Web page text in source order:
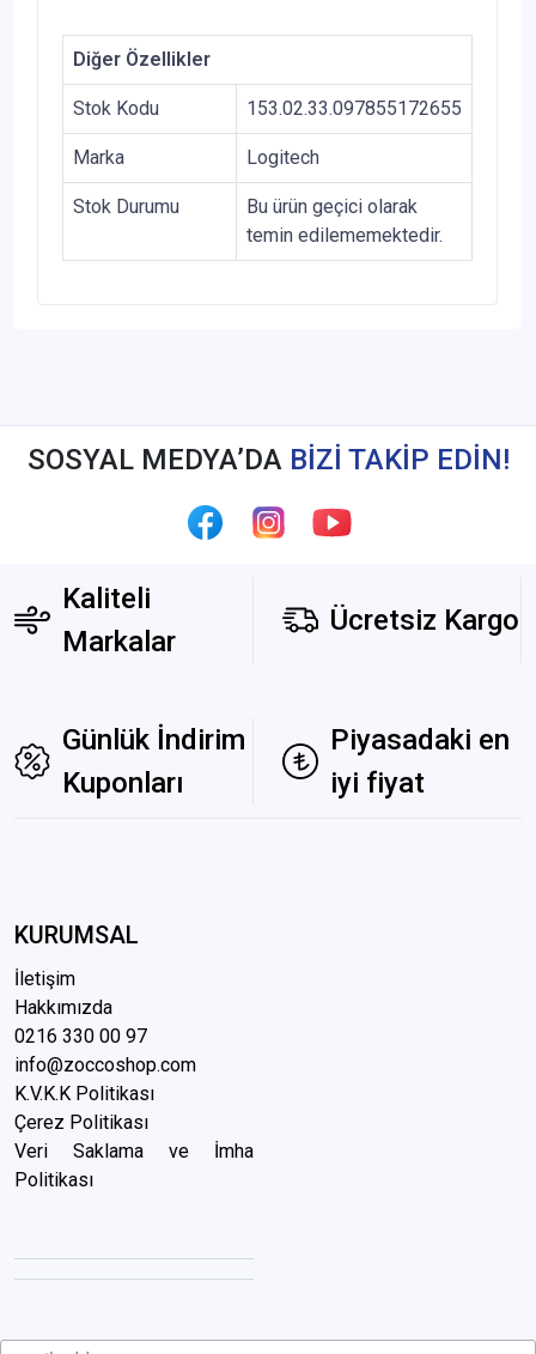
Diğer Özellikler
Stok Kodu 153.02.33.097855172655
Marka Logitech
Stok Durumu
Bu ürün geçici olarak
temin edilememektedir.
SOSYAL MEDYA’DA BİZİ TAKİP EDİN!
Kaliteli
Markalar
Ücretsiz Kargo
Günlük İndirim
Kuponları
Piyasadaki en
iyi fiyat
KURUMSAL
İletişim
Hakkımızda
0216 330 00 97
info@zoccoshop.com
K.V.K.K Politikası
Çerez Politikası
Veri Saklama ve İmha
Politikası